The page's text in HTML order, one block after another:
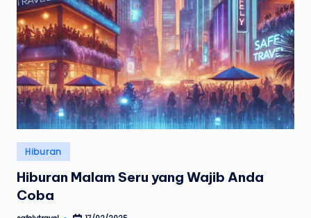
Posted
in
Hiburan
Hiburan Malam Seru yang Wajib Anda
Coba